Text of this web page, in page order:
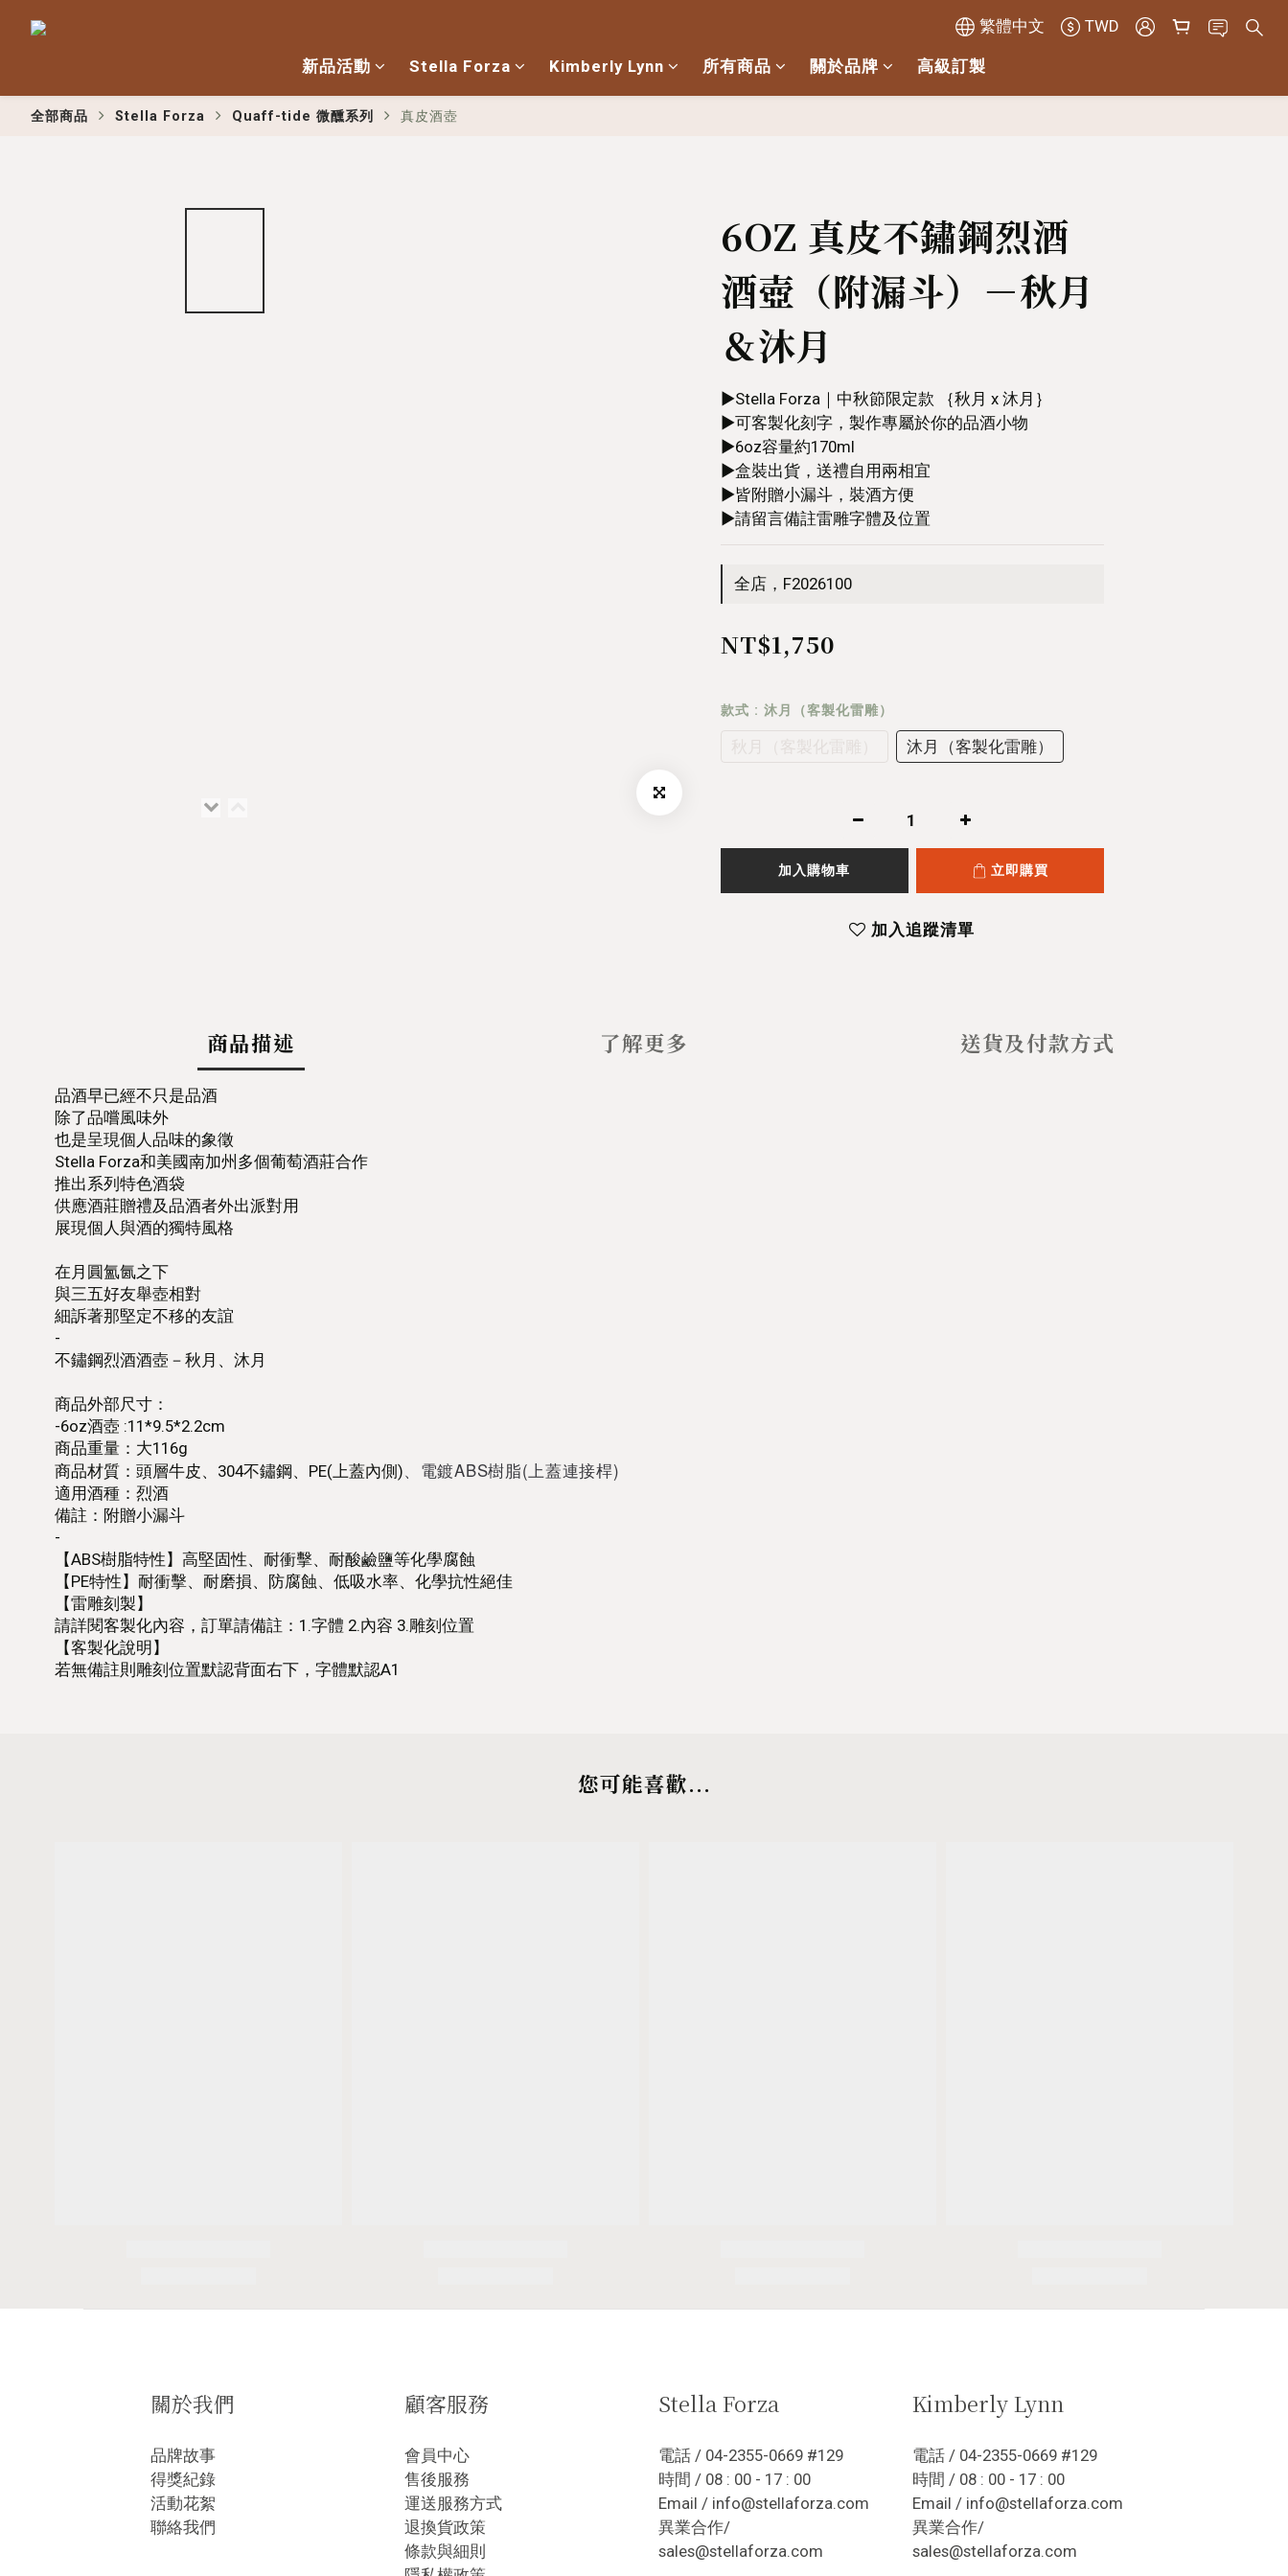
繁體中文 TWD
新品活動 Stella Forza Kimberly Lynn 所有商品 關於品牌 高級訂製
全部商品 Stella Forza Quaff-tide 微醺系列 真皮酒壺
6OZ 真皮不鏽鋼烈酒
酒壺（附漏斗）－秋月
＆沐月
▶︎Stella Forza｜中秋節限定款 ｛秋月 x 沐月｝
▶︎可客製化刻字，製作專屬於你的品酒小物
▶︎6oz容量約170ml
▶︎盒裝出貨，送禮自用兩相宜
▶︎皆附贈小漏斗，裝酒方便
▶︎請留言備註雷雕字體及位置
全店，F2026100
NT$1,750
款式 : 沐月（客製化雷雕）
沐月（客製化雷雕）
加入購物車 立即購買
加入追蹤清單
商品描述 了解更多 送貨及付款方式
品酒早已經不只是品酒
除了品嚐風味外
也是呈現個人品味的象徵
Stella Forza和美國南加州多個葡萄酒莊合作
推出系列特色酒袋
供應酒莊贈禮及品酒者外出派對用
展現個人與酒的獨特風格
在月圓氳氤之下
與三五好友舉壺相對
細訴著那堅定不移的友誼
-
不鏽鋼烈酒酒壺－秋月、沐月
商品外部尺寸：
-6oz酒壺 :11*9.5*2.2cm
商品重量：大116g
商品材質：頭層牛皮、304不鏽鋼、PE(上蓋內側)、 電鍍ABS樹脂(上蓋連接桿)
適用酒種：烈酒
備註：附贈小漏斗
-
【ABS樹脂特性】高堅固性、耐衝擊、耐酸鹼鹽等化學腐蝕
【PE特性】耐衝擊、耐磨損、防腐蝕、低吸水率、化學抗性絕佳
【雷雕刻製】
請詳閱客製化內容，訂單請備註：1.字體 2.內容 3.雕刻位置
【客製化說明】
若無備註則雕刻位置默認背面右下，字體默認A1
您可能喜歡...
關於我們
品牌故事
得獎紀錄
活動花絮
聯絡我們
顧客服務
會員中心
售後服務
運送服務方式
退換貨政策
條款與細則
Stella Forza
電話 / 04-2355-0669 #129
時間 / 08 : 00 - 17 : 00
Email / info@stellaforza.com
異業合作/
sales@stellaforza.com
Kimberly Lynn
電話 / 04-2355-0669 #129
時間 / 08 : 00 - 17 : 00
Email / info@stellaforza.com
異業合作/
sales@stellaforza.com